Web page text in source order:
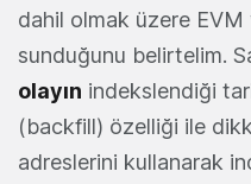
dahil olmak üzere EVM
sunduğunu belirtelim.
olayın indekslendiği
(backfill) özelliği ile
adreslerini kullanarak